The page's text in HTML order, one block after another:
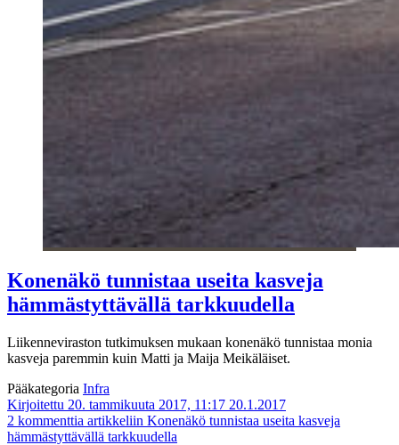
Konenäkö tunnistaa useita kasveja
hämmästyttävällä tarkkuudella
Liikenneviraston tutkimuksen mukaan konenäkö tunnistaa monia
kasveja paremmin kuin Matti ja Maija Meikäläiset.
Pääkategoria Infra
Kirjoitettu 20. tammikuuta 2017, 11:17 20.1.2017
2 kommenttia artikkeliin Konenäkö tunnistaa useita kasveja
hämmästyttävällä tarkkuudella